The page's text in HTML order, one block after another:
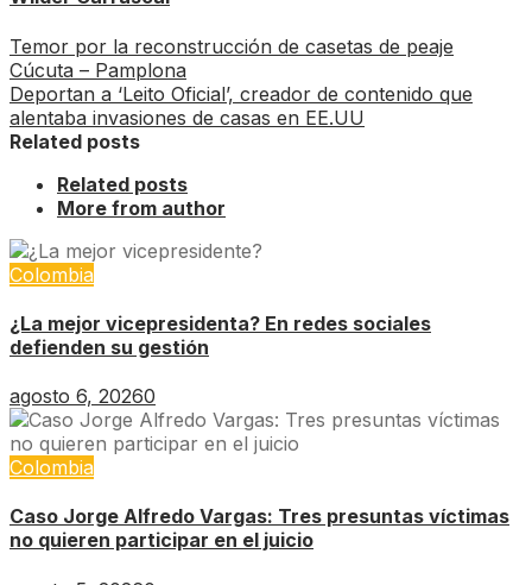
Temor por la reconstrucción de casetas de peaje
Cúcuta – Pamplona
Deportan a ‘Leito Oficial’, creador de contenido que
alentaba invasiones de casas en EE.UU
Related posts
Related posts
More from author
Colombia
¿La mejor vicepresidenta? En redes sociales
defienden su gestión
agosto 6, 20260
Colombia
Caso Jorge Alfredo Vargas: Tres presuntas víctimas
no quieren participar en el juicio